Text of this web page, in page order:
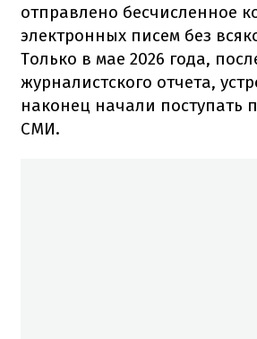
отправлено бесчисленное
электронных писем без
Только в мае 2026 года,
журналистского отчета,
наконец начали поступать
СМИ.